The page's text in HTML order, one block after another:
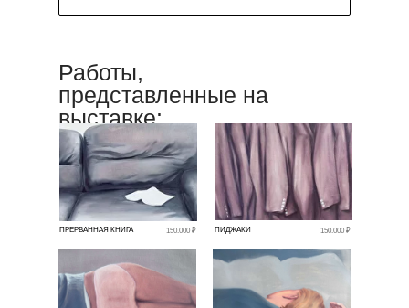
Работы,
представленные на
выставке:
ПРЕРВАННАЯ КНИГА 150.000 ₽ ПИДЖАКИ 150.000 ₽